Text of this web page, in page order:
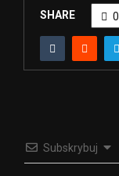
SHARE 0
Subskrybuj